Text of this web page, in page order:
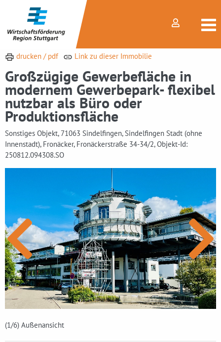
drucken / pdf Link zu dieser Immobilie
Großzügige Gewerbefläche in
modernem Gewerbepark- flexibel
nutzbar als Büro oder
Produktionsfläche
Sonstiges Objekt, 71063 Sindelfingen, Sindelfingen Stadt (ohne
Innenstadt), Fronäcker, Fronäckerstraße 34-34/2, Objekt-Id:
250812.094308.SO
(1/6) Außenansicht